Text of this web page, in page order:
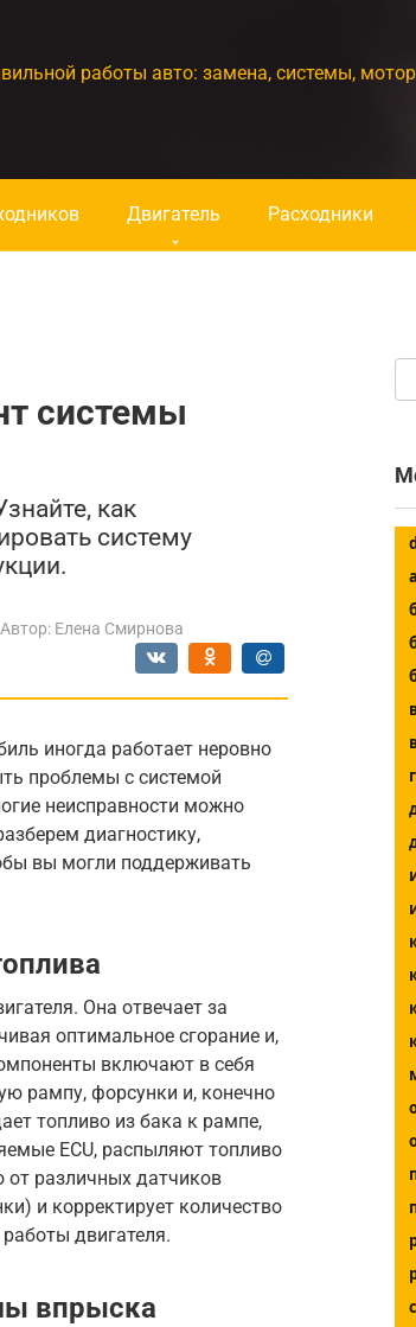
работы авто: замена, системы, мотор
Двигатель Расходники
системы
как
систему
Автор: Елена Смирнова
иногда работает неровно
проблемы с системой
неисправности можно
диагностику,
вы могли поддерживать
Она отвечает за
оптимальное сгорание и,
включают в себя
рампу, форсунки и, конечно
топливо из бака к рампе,
ECU, распыляют топливо
от различных датчиков
и корректирует количество
двигателя.
впрыска